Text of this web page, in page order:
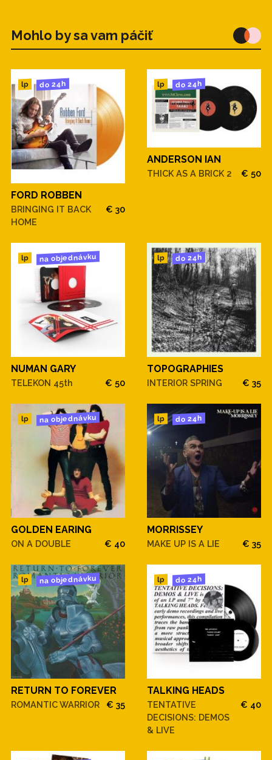
Mohlo by sa vam páčiť
lp do 24h
FORD ROBBEN
BRINGING IT BACK
HOME
€ 30
lp do 24h
ANDERSON IAN
THICK AS A BRICK 2 € 50
lp na objednávku
NUMAN GARY
TELEKON 45th € 50
lp do 24h
TOPOGRAPHIES
INTERIOR SPRING € 35
lp na objednávku
GOLDEN EARING
ON A DOUBLE € 40
lp do 24h
MORRISSEY
MAKE UP IS A LIE € 35
lp na objednávku
RETURN TO FOREVER
ROMANTIC WARRIOR € 35
lp do 24h
TALKING HEADS
TENTATIVE
DECISIONS: DEMOS
& LIVE
€ 40